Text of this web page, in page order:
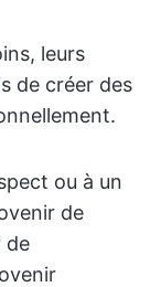
leurs
de créer des
ou à un
de
de